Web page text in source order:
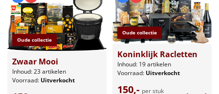
Oude collectie
Zwaar Mooi
Inhoud: 23 artikelen
Voorraad: Uitverkocht
Oude collectie
Koninklijk Racletten
Inhoud: 19 artikelen
Voorraad: Uitverkocht
150,- per stuk